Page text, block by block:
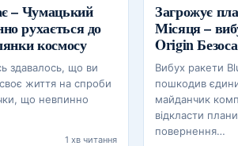
– Чумацький
рухається до
космосу
здавалось, що ви
життя на спроби
що невпинно
1 хв читання
Загрожує
Місяця –
Origin Безоса
Вибух ракети
пошкодив
майданчик
відкласти
повернення…